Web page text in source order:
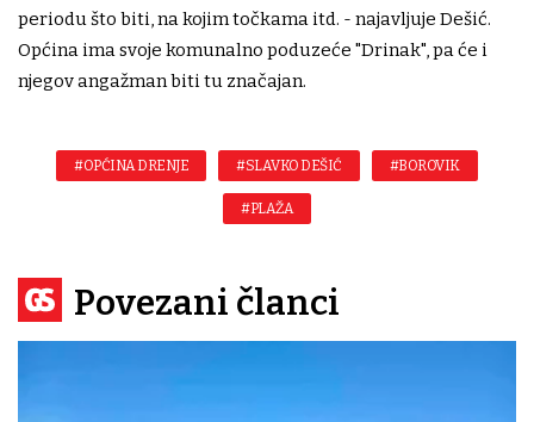
periodu što biti, na kojim točkama itd. - najavljuje Dešić.
Općina ima svoje komunalno poduzeće "Drinak", pa će i
njegov angažman biti tu značajan.
#OPĆINA DRENJE #SLAVKO DEŠIĆ #BOROVIK
#PLAŽA
Povezani članci